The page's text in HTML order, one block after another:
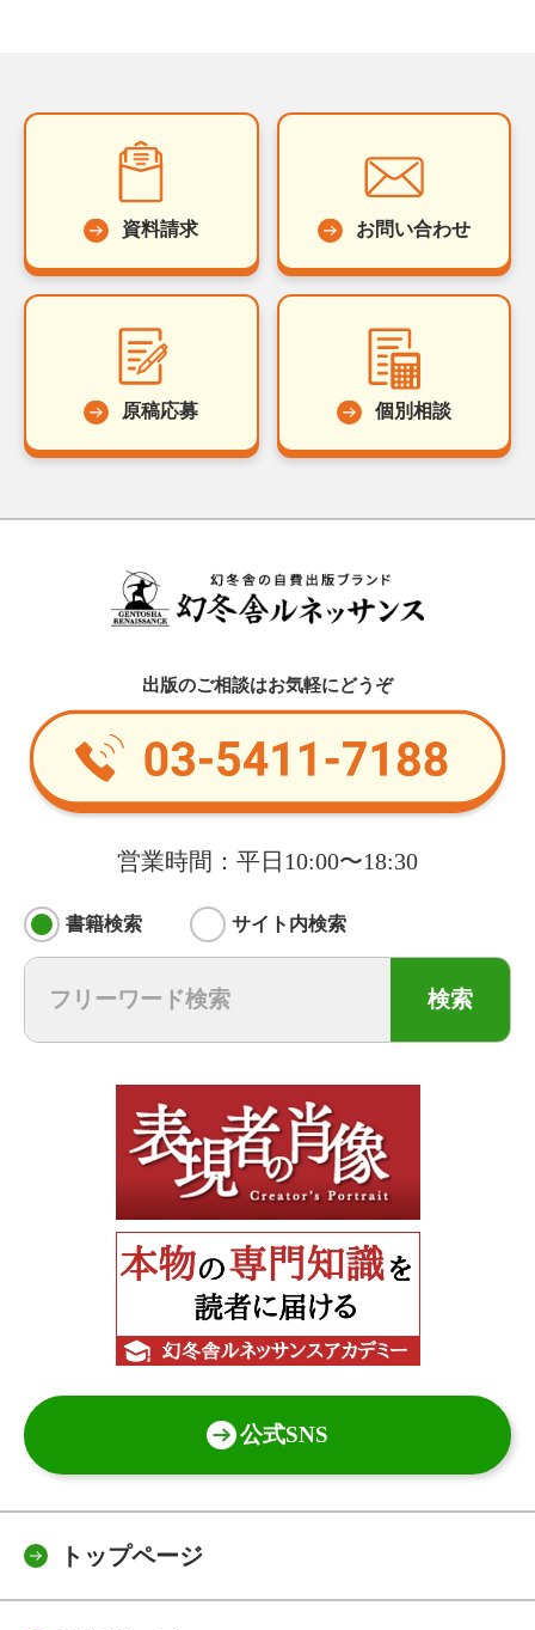
資料請求 お問い合わせ
原稿応募 個別相談
出版のご相談はお気軽にどうぞ
営業時間：平日10:00〜18:30
書籍検索 サイト内検索
検索
公式SNS
トップページ